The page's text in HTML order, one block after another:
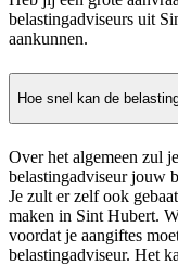
belastingadviseurs uit
aankunnen.
Hoe snel kan de
Over het algemeen zul
belastingadviseur jouw
Je zult er zelf ook
maken in Sint Hubert.
voordat je aangiftes
belastingadviseur. Het